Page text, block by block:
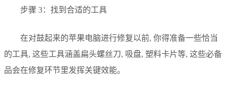
步骤 3：找到合适的工具
在对鼓起来的苹果电脑进行修复以前, 你得准备一些恰当
的工具, 这些工具涵盖扁头螺丝刀, 吸盘, 塑料卡片等, 这些必备
品会在修复环节里发挥关键效能。